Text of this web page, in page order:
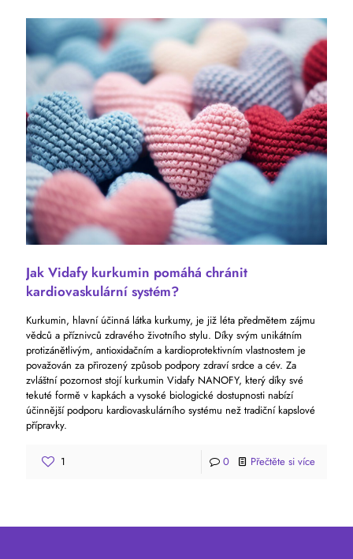
Jak Vidafy kurkumin pomáhá chránit
kardiovaskulární systém?
Kurkumin, hlavní účinná látka kurkumy, je již léta předmětem zájmu
vědců a příznivců zdravého životního stylu. Díky svým unikátním
protizánětlivým, antioxidačním a kardioprotektivním vlastnostem je
považován za přirozený způsob podpory zdraví srdce a cév. Za
zvláštní pozornost stojí kurkumin Vidafy NANOFY, který díky své
tekuté formě v kapkách a vysoké biologické dostupnosti nabízí
účinnější podporu kardiovaskulárního systému než tradiční kapslové
přípravky.
1 0 Přečtěte si více